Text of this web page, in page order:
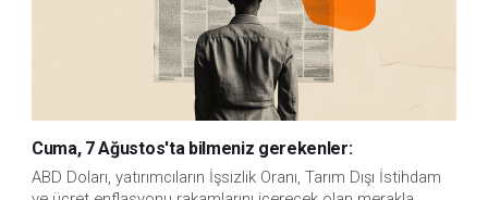
Cuma, 7 Ağustos'ta bilmeniz gerekenler:
ABD Doları, yatırımcıların İşsizlik Oranı, Tarım Dışı İstihdam